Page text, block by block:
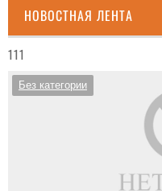
НОВОСТНАЯ ЛЕНТА
111
Без категории